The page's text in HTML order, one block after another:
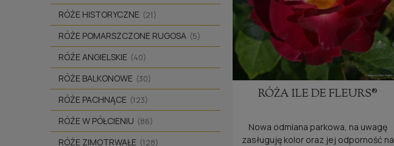
RÓŻE HISTORYCZNE (21)
RÓŻE POMARSZCZONE RUGOSA (5)
RÓŻE ANGIELSKIE (40)
RÓŻE BALKONOWE (30)
RÓŻE PACHNĄCE (123)
RÓŻE W PÓŁCIENIU (86)
RÓŻE ZIMOTRWAŁE (128)
RÓŻA ILE DE FLEURS®
Nowa odmiana parkowa, na uwagę
zasługuję kolor oraz jej odporność na